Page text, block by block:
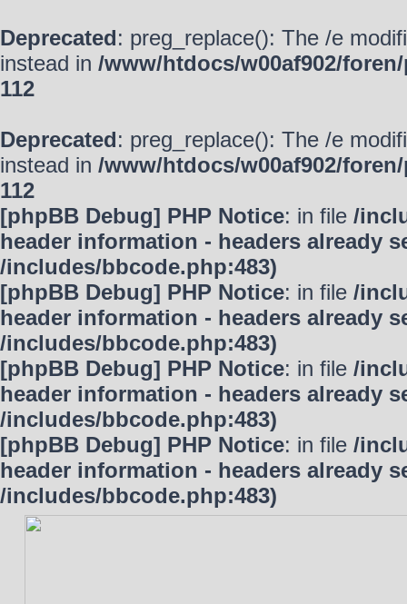
Deprecated: preg_replace(): The /e
instead in /www/htdocs/w00af902/
112
Deprecated: preg_replace(): The /e
instead in /www/htdocs/w00af902/
112
[phpBB Debug] PHP Notice: in file /
header information - headers already
/includes/bbcode.php:483)
[phpBB Debug] PHP Notice: in file /
header information - headers already
/includes/bbcode.php:483)
[phpBB Debug] PHP Notice: in file /
header information - headers already
/includes/bbcode.php:483)
[phpBB Debug] PHP Notice: in file /
header information - headers already
/includes/bbcode.php:483)